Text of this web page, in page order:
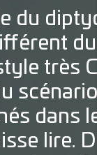
du
très
dans
lire.